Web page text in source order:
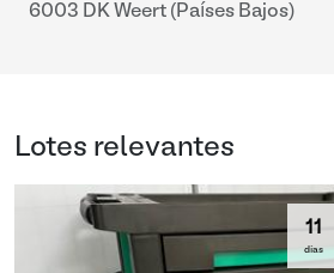
6003 DK Weert (Países Bajos)
Lotes relevantes
11
días